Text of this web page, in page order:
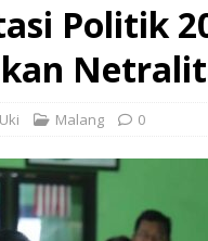
Politik
Uki Malang 0